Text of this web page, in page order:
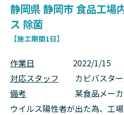
静岡県 静岡市 食品工場
ス 除菌
【施工期間1日】
作業日 2022/1/15
対応スタッフ カビバスター
備考 某食品メーカー工
ウイルス陽性者が出た為、工